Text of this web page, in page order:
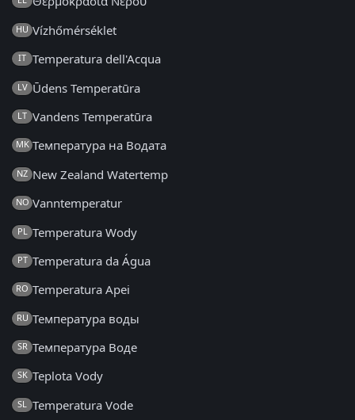
HU Vízhőmérséklet
IT Temperatura dell'Acqua
LV Ūdens Temperatūra
LT Vandens Temperatūra
MK Температура на Водата
NZ New Zealand Watertemp
NO Vanntemperatur
PL Temperatura Wody
PT Temperatura da Água
RO Temperatura Apei
RU Температура воды
SR Температура Воде
SK Teplota Vody
SL Temperatura Vode